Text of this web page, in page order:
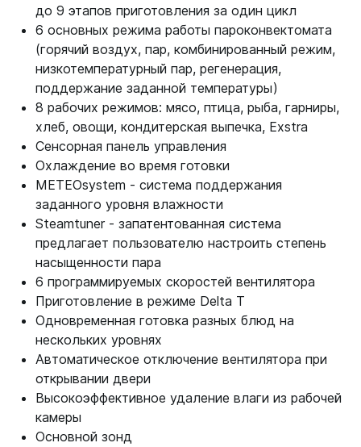
до 9 этапов приготовления за один цикл
6 основных режима работы пароконвектомата
(горячий воздух, пар, комбинированный режим,
низкотемпературный пар, регенерация,
поддержание заданной температуры)
8 рабочих режимов: мясо, птица, рыба, гарниры,
хлеб, овощи, кондитерская выпечка, Exstra
Сенсорная панель управления
Охлаждение во время готовки
METEOsystem - система поддержания
заданного уровня влажности
Steamtuner - запатентованная система
предлагает пользователю настроить степень
насыщенности пара
6 программируемых скоростей вентилятора
Приготовление в режиме Delta T
Одновременная готовка разных блюд на
нескольких уровнях
Автоматическое отключение вентилятора при
открывании двери
Высокоэффективное удаление влаги из рабочей
камеры
Основной зонд